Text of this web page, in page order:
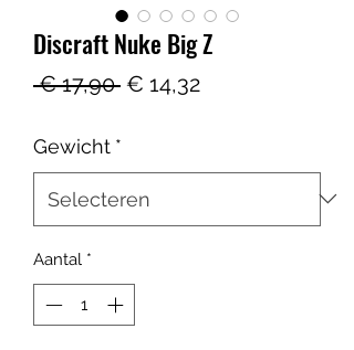
Discraft Nuke Big Z
€ 17,90 Normale
€ 14,32Verkoopprijs
Gewicht *
Aantal *